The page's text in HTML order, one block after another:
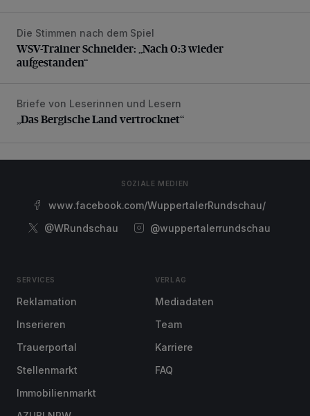
WSV-Trainer Schneider: „Nach 0:3 wieder aufgestanden“
Die Stimmen nach dem Spiel
WSV-Trainer Schneider: „Nach 0:3 wieder
aufgestanden“
„Das Bergische Land vertrocknet“
Briefe von Leserinnen und Lesern
„Das Bergische Land vertrocknet“
SOZIALE MEDIEN
www.facebook.com/WuppertalerRundschau/
@WRundschau
@wuppertalerrundschau
SERVICES
Reklamation
Inserieren
Trauerportal
Stellenmarkt
Immobilienmarkt
VERLAG
Mediadaten
Team
Karriere
FAQ